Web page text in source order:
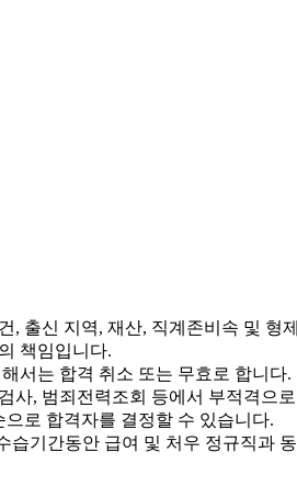
출신 지역, 재산, 직계존비속 및 형
책임입니다.
서는 합격 취소 또는 무효로 합니다.
, 범죄전력조회 등에서 부적격으
로 합격자를 결정할 수 있습니다.
습기간동안 급여 및 처우 정규직과